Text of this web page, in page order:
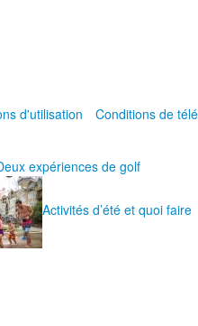
d'utilisation
Conditions de
expériences de golf
Activités d’été et quoi faire